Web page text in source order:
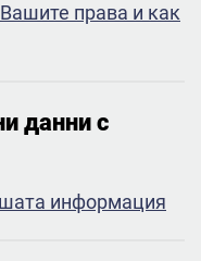
права и как
данни с
информация